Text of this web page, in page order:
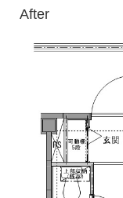
After